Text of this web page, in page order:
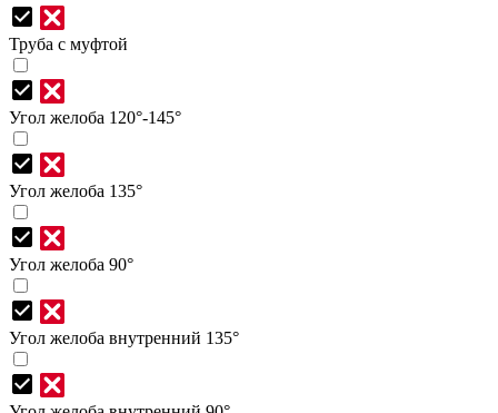
Труба с муфтой
Угол желоба 120°-145°
Угол желоба 135°
Угол желоба 90°
Угол желоба внутренний 135°